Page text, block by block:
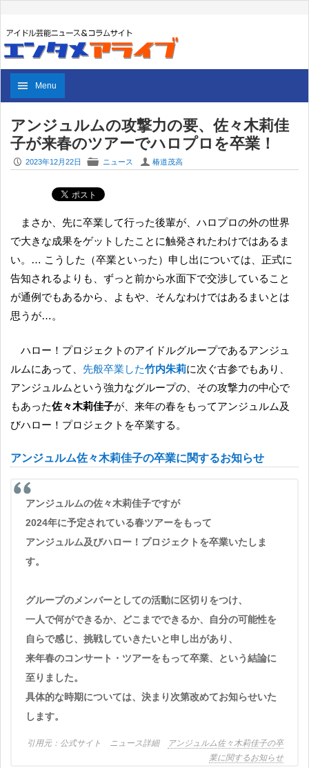
Menu
アンジュルムの攻撃力の要、佐々木莉佳
子が来春のツアーでハロプロを卒業！
P 2023年12月22日 F ニュース U 椿道茂高
まさか、先に卒業して行った後輩が、ハロプロの外の世界
で大きな成果をゲットしたことに触発されたわけではあるま
い。… こうした（卒業といった）申し出については、正式に
告知されるよりも、ずっと前から水面下で交渉していること
が通例でもあるから、よもや、そんなわけではあるまいとは
思うが…。
ハロー！プロジェクトのアイドルグループであるアンジュ
ルムにあって、 先般卒業した竹内朱莉に次ぐ古参でもあり、
アンジュルムという強力なグループの、その攻撃力の中心で
もあった佐々木莉佳子が、来年の春をもってアンジュルム及
びハロー！プロジェクトを卒業する。
アンジュルム佐々木莉佳子の卒業に関するお知らせ
アンジュルムの佐々木莉佳子ですが
2024年に予定されている春ツアーをもって
アンジュルム及びハロー！プロジェクトを卒業いたしま
す。
グループのメンバーとしての活動に区切りをつけ、
一人で何ができるか、どこまでできるか、自分の可能性を
自らで感じ、挑戦していきたいと申し出があり、
来年春のコンサート・ツアーをもって卒業、という結論に
至りました。
具体的な時期については、決まり次第改めてお知らせいた
します。
公式サイト ニュース詳細
アンジュルム佐々木莉佳子の卒
業に関するお知らせ